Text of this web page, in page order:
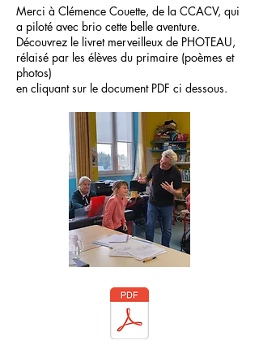
Merci à Clémence Couette, de la CCACV, qui
a piloté avec brio cette belle aventure.
Découvrez le livret merveilleux de PHOTEAU,
rélaisé par les élèves du primaire (poèmes et
photos)
en cliquant sur le document PDF ci dessous.